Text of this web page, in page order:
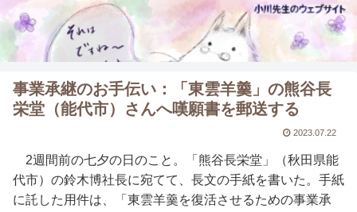
事業承継のお手伝い：「東雲羊羹」の熊谷長
栄堂（能代市）さんへ嘆願書を郵送する
2023.07.22
2週間前の七夕の日のこと。「熊谷長栄堂」（秋田県能
代市）の鈴木博社長に宛てて、長文の手紙を書いた。手紙
に託した用件は、「東雲羊羹を復活させるための事業承